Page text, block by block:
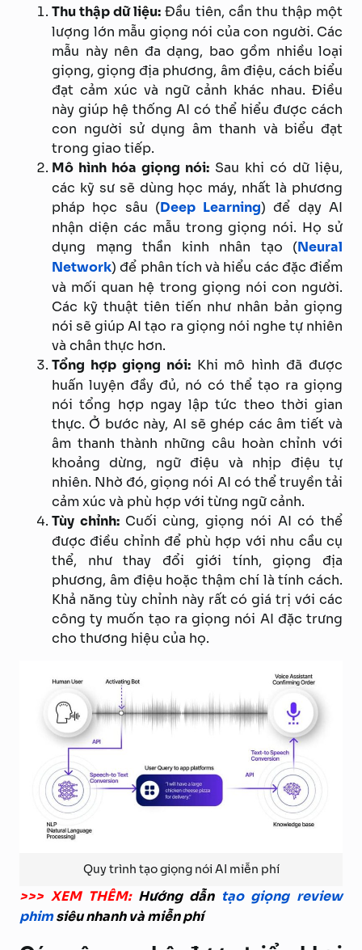
Thu thập dữ liệu: Đầu tiên, cần thu thập một
lượng lớn mẫu giọng nói của con người. Các
mẫu này nên đa dạng, bao gồm nhiều loại
giọng, giọng địa phương, âm điệu, cách biểu
đạt cảm xúc và ngữ cảnh khác nhau. Điều
này giúp hệ thống AI có thể hiểu được cách
con người sử dụng âm thanh và biểu đạt
trong giao tiếp.
Mô hình hóa giọng nói: Sau khi có dữ liệu,
các kỹ sư sẽ dùng học máy, nhất là phương
pháp học sâu (Deep Learning) để dạy AI
nhận diện các mẫu trong giọng nói. Họ sử
dụng mạng thần kinh nhân tạo (Neural
Network) để phân tích và hiểu các đặc điểm
và mối quan hệ trong giọng nói con người.
Các kỹ thuật tiên tiến như nhân bản giọng
nói sẽ giúp AI tạo ra giọng nói nghe tự nhiên
và chân thực hơn.
Tổng hợp giọng nói:Khi mô hình đã được
huấn luyện đầy đủ, nó có thể tạo ra giọng
nói tổng hợp ngay lập tức theo thời gian
thực. Ở bước này, AI sẽ ghép các âm tiết và
âm thanh thành những câu hoàn chỉnh với
khoảng dừng, ngữ điệu và nhịp điệu tự
nhiên. Nhờ đó, giọng nói AI có thể truyền tải
cảm xúc và phù hợp với từng ngữ cảnh.
Tùy chỉnh: Cuối cùng, giọng nói AI có thể
được điều chỉnh để phù hợp với nhu cầu cụ
thể, như thay đổi giới tính, giọng địa
phương, âm điệu hoặc thậm chí là tính cách.
Khả năng tùy chỉnh này rất có giá trị với các
công ty muốn tạo ra giọng nói AI đặc trưng
cho thương hiệu của họ.
Quy trình tạo giọng nói AI miễn phí
>>> XEM THÊM:Hướng dẫn tạo giọng review
phimsiêu nhanh và miễn phí